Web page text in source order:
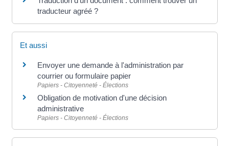
traducteur agréé ?
Et aussi
Envoyer une demande à l'administration par
courrier ou formulaire papier
Papiers - Citoyenneté - Élections
Obligation de motivation d'une décision
administrative
Papiers - Citoyenneté - Élections